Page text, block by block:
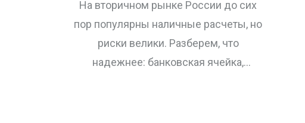
рынке: банковская
ячейка, аккредитив или
наличные
На вторичном рынке России до сих
пор популярны наличные расчеты, но
риски велики. Разберем, что
надежнее: банковская ячейка,